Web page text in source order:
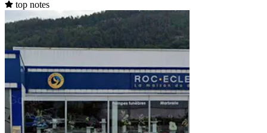
top notes